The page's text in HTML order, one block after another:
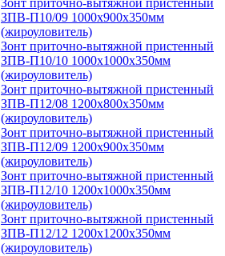
Зонт приточно-вытяжной пристенный
ЗПВ-П10/09 1000х900х350мм
(жироуловитель)
Зонт приточно-вытяжной пристенный
ЗПВ-П10/10 1000х1000х350мм
(жироуловитель)
Зонт приточно-вытяжной пристенный
ЗПВ-П12/08 1200х800х350мм
(жироуловитель)
Зонт приточно-вытяжной пристенный
ЗПВ-П12/09 1200х900х350мм
(жироуловитель)
Зонт приточно-вытяжной пристенный
ЗПВ-П12/10 1200х1000х350мм
(жироуловитель)
Зонт приточно-вытяжной пристенный
ЗПВ-П12/12 1200х1200х350мм
(жироуловитель)